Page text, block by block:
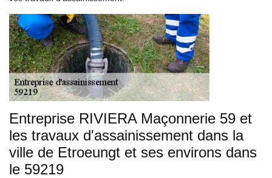
Entreprise RIVIERA Maçonnerie 59 et
les travaux d'assainissement dans la
ville de Etroeungt et ses environs dans
le 59219